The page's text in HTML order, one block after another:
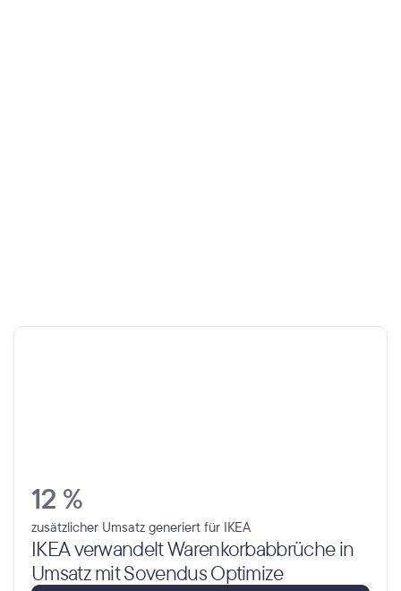
12 %
zusätzlicher Umsatz generiert für IKEA
IKEA verwandelt Warenkorbabbrüche in
Umsatz mit Sovendus Optimize